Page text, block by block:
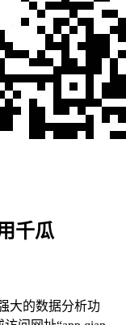
千瓜
大的数据分析功